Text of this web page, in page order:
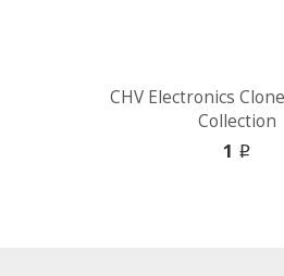
CHV Electronics
Collection
1 i